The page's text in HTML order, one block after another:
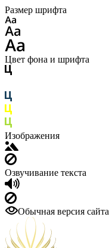
Размер шрифта
Цвет фона и шрифта
Изображения
Озвучивание текста
Обычная версия сайта